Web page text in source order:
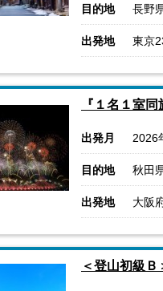
目的地 長野
出発地 東京
『１名１室
出発月
目的地 秋田
出発地 大阪
＜登山初級